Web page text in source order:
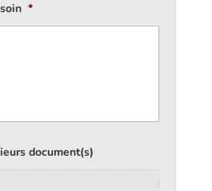
*
document(s)